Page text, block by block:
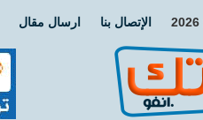
الإتصال بنا ارسال مقال